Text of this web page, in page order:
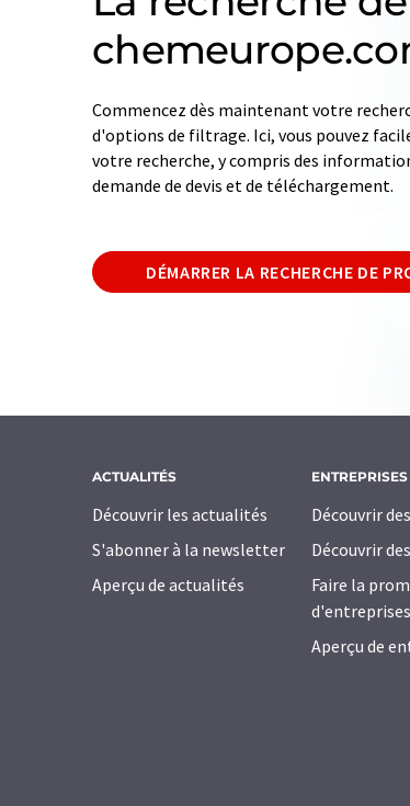
Commencez dès maintenant votre
d'options de filtrage. Ici, vous pouvez
votre recherche, y compris des
demande de devis et de téléchargement.
DÉMARRER LA RECHERCHE DE
ACTUALITÉS
Découvrir les actualités
S'abonner à la newsletter
Aperçu de actualités
ENTREPRISES
Découvrir
Découvrir
Faire la
d'entreprises
Aperçu de